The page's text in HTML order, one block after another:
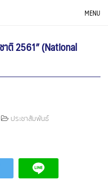
MENU
ติ 2561” (National
ประชาสัมพันธ์